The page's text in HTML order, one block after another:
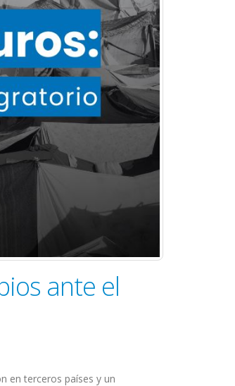
ante el
en terceros países y un